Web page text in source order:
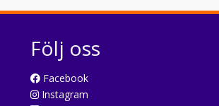
Följ oss
Facebook
Instagram